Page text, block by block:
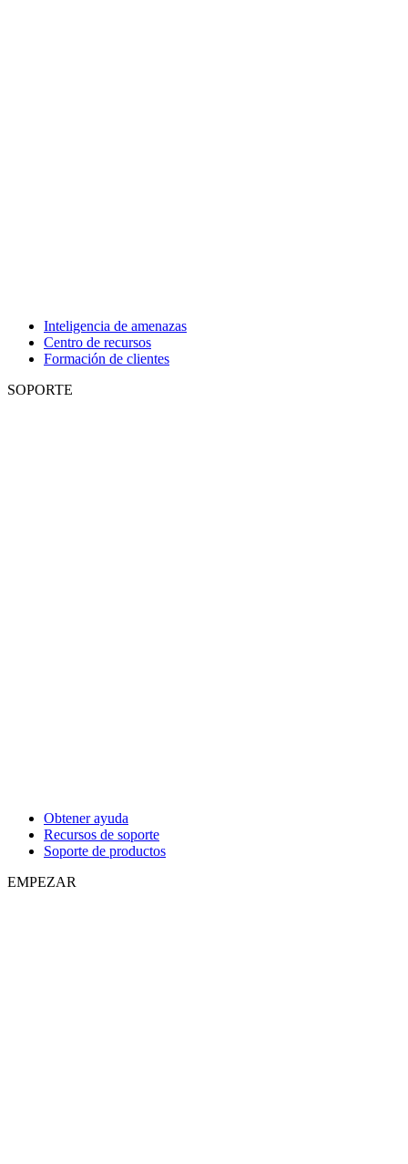
Inteligencia de amenazas
Centro de recursos
Formación de clientes
SOPORTE
Obtener ayuda
Recursos de soporte
Soporte de productos
EMPEZAR